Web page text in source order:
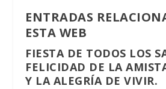
ENTRADAS
ESTA WEB
FIESTA DE TODOS LOS
FELICIDAD DE LA
Y LA ALEGRÍA DE VIVIR.